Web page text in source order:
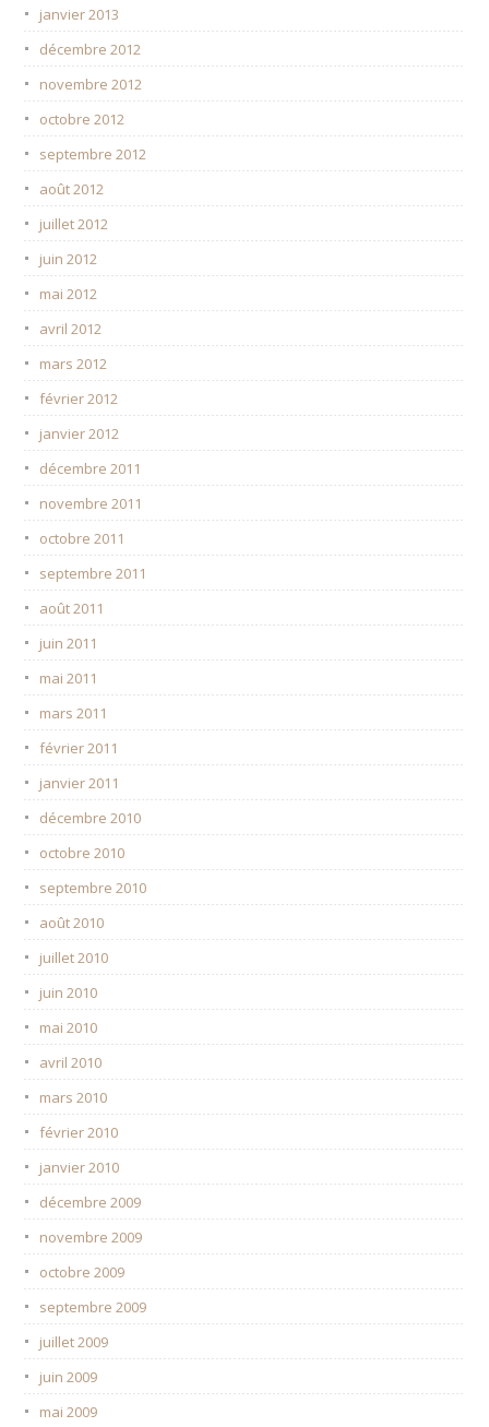
janvier 2013
décembre 2012
novembre 2012
octobre 2012
septembre 2012
août 2012
juillet 2012
juin 2012
mai 2012
avril 2012
mars 2012
février 2012
janvier 2012
décembre 2011
novembre 2011
octobre 2011
septembre 2011
août 2011
juin 2011
mai 2011
mars 2011
février 2011
janvier 2011
décembre 2010
octobre 2010
septembre 2010
août 2010
juillet 2010
juin 2010
mai 2010
avril 2010
mars 2010
février 2010
janvier 2010
décembre 2009
novembre 2009
octobre 2009
septembre 2009
juillet 2009
juin 2009
mai 2009